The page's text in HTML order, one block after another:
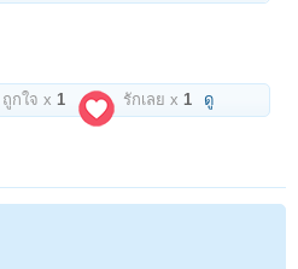
ถูกใจ x 1 รักเลย x 1 ดู